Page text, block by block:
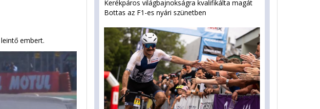
embert.
Kerékpáros világbajnokságra kvalifikálta magát
Bottas az F1-es nyári szünetben